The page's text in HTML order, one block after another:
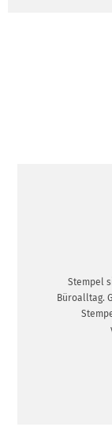
Stempel
Büroalltag.